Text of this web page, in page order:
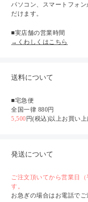
パソコン、スマートフォ
だけます。
■実店舗の営業時間
→くわしくはこちら
送料について
■宅急便
全国一律 880円
5,500円(税込)以上お買い
発送について
ご注文頂いてから営業日
す。
お急ぎの場合はお電話でご